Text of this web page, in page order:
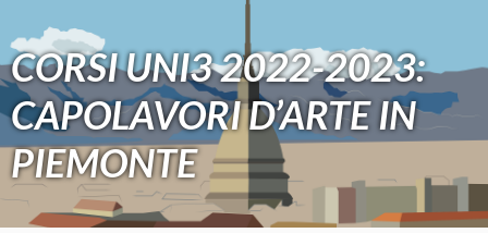
CORSI UNI3 2022-2023:
CAPOLAVORI D’ARTE IN
PIEMONTE